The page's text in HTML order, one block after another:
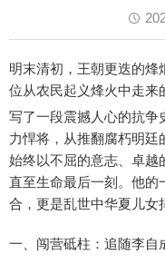
明末清初，王朝更迭的烽
位从农民起义烽火中走来
写了一段震撼人心的抗争
力悍将，从推翻腐朽明廷
始终以不屈的意志、卓越
直至生命最后一刻。他的
合，更是乱世中华夏儿女
一、闯营砥柱：追随李自